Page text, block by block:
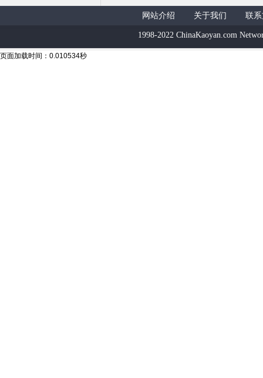
网站介绍 关于我们 联
1998-2022 ChinaKaoyan.com
页面加载时间：0.010534秒